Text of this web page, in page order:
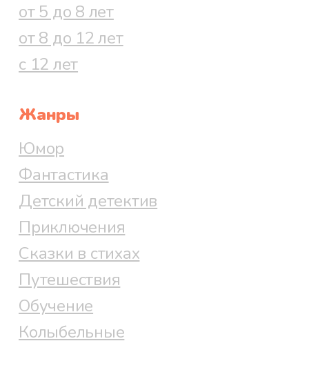
от 5 до 8 лет
от 8 до 12 лет
с 12 лет
Жанры
Юмор
Фантастика
Детский детектив
Приключения
Сказки в стихах
Путешествия
Обучение
Колыбельные